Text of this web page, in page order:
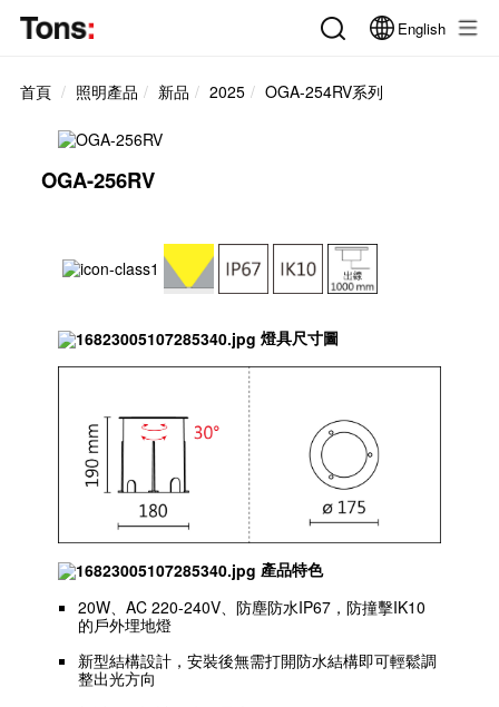
English
首頁 照明產品 新品 2025 OGA-254RV系列
OGA-256RV
燈具尺寸圖
產品特色
20W、AC 220-240V、防塵防水IP67，防撞擊IK10
的戶外埋地燈
新型結構設計，安裝後無需打開防水結構即可輕鬆調
整出光方向